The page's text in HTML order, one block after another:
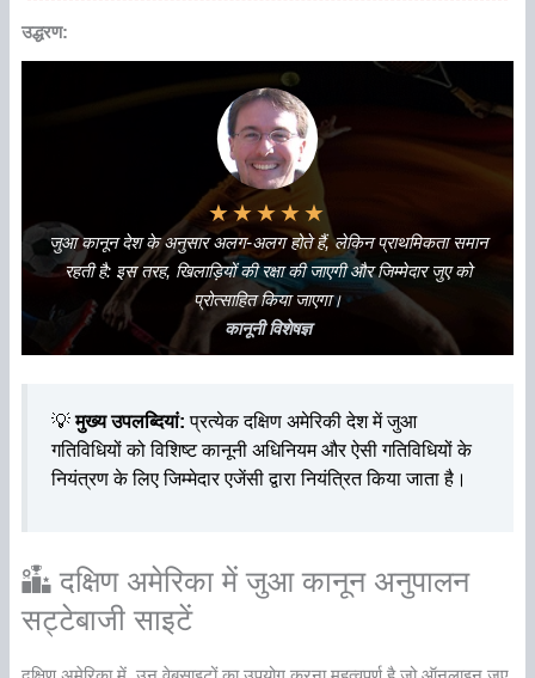
उद्धरण:
★★★★★
जुआ कानून देश के अनुसार अलग-अलग होते हैं, लेकिन प्राथमिकता समान
रहती है: इस तरह, खिलाड़ियों की रक्षा की जाएगी और जिम्मेदार जुए को
प्रोत्साहित किया जाएगा।
कानूनी विशेषज्ञ
💡मुख्य उपलब्दियां:प्रत्येक दक्षिण अमेरिकी देश में जुआ
गतिविधियों को विशिष्ट कानूनी अधिनियम और ऐसी गतिविधियों के
नियंत्रण के लिए जिम्मेदार एजेंसी द्वारा नियंत्रित किया जाता है।
दक्षिण अमेरिका में जुआ कानून अनुपालन
सट्टेबाजी साइटें